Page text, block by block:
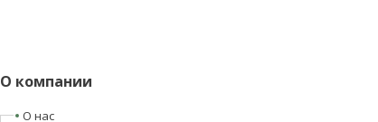
О компании
О нас